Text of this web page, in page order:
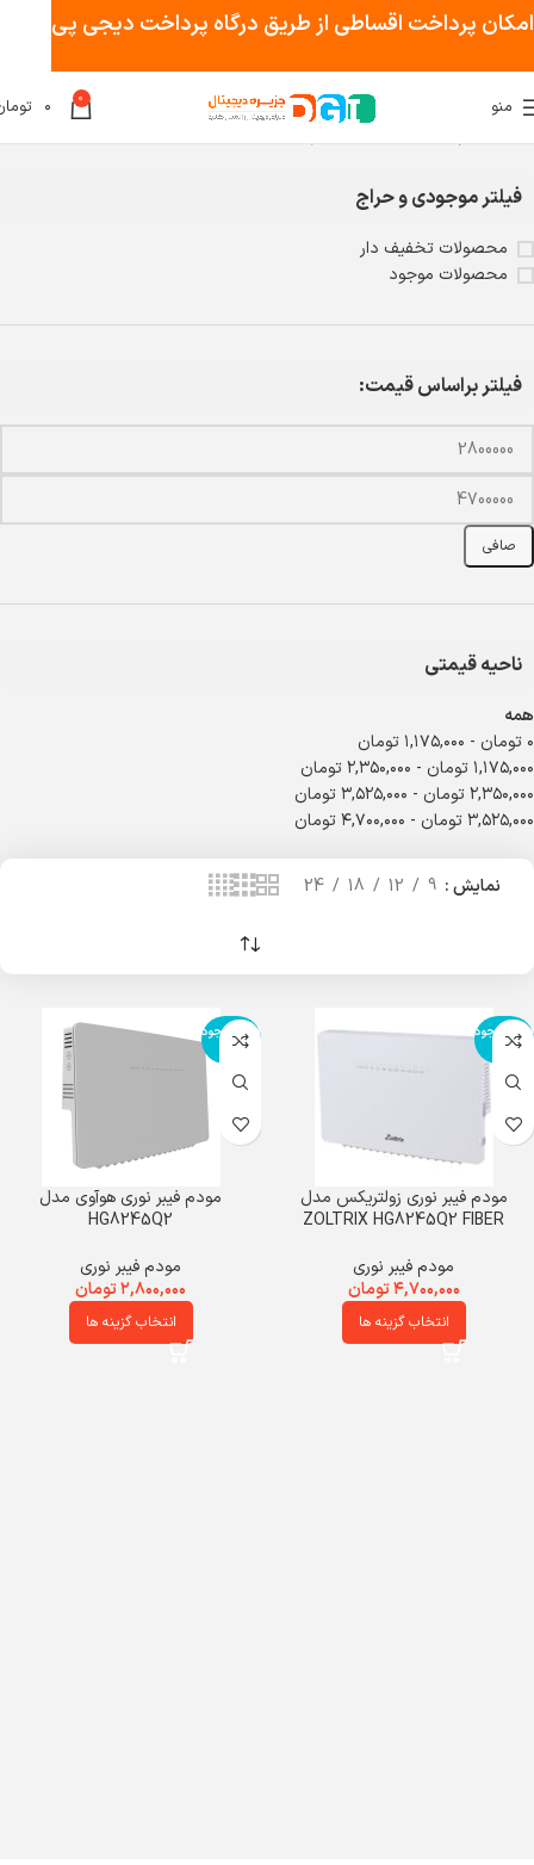
منو 0 ۰
فیلتر موجودی و حراج
محصولات تخفیف دار
محصولات موجود
فیلتر براساس قیمت:
صافی
ناحیه قیمتی
همه
۰ تومان - ۱,۱۷۵,۰۰۰تومان
۱,۱۷۵,۰۰۰تومان - ۲,۳۵۰,۰۰۰تومان
۲,۳۵۰,۰۰۰تومان - ۳,۵۲۵,۰۰۰تومان
۳,۵۲۵,۰۰۰تومان - ۴,۷۰۰,۰۰۰تومان
نمایش 9
12
18
24
اتمام موجود
ی
مودم فیبر نوری زولتریکس مدل
ZOLTRIX HG8245Q2 FIBER
مودم فیبر نوری
۴,۷۰۰,۰۰۰تومان
انتخاب گزینه ها
اتمام موجود
ی
مودم فیبر نوری هوآوی مدل
HG8245Q2
مودم فیبر نوری
۲,۸۰۰,۰۰۰تومان
انتخاب گزینه ها
امکان پرداخت اقساطی از طریق درگاه پرداخت دیجی پی